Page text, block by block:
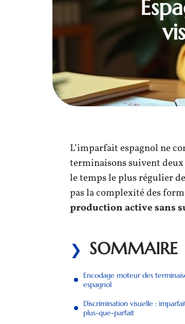
L’imparfait espagnol ne
terminaisons suivent deux
le temps le plus régulier
pas la complexité des
production active sans
SOMMAIRE
Encodage moteur des
espagnol
Discrimination visuelle :
plus-que-parfait